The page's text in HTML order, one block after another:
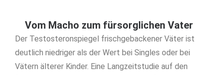
Vom Macho zum fürsorglichen Vater
Der Testosteronspiegel frischgebackener Väter ist
deutlich niedriger als der Wert bei Singles oder bei
Vätern älterer Kinder. Eine Langzeitstudie auf den